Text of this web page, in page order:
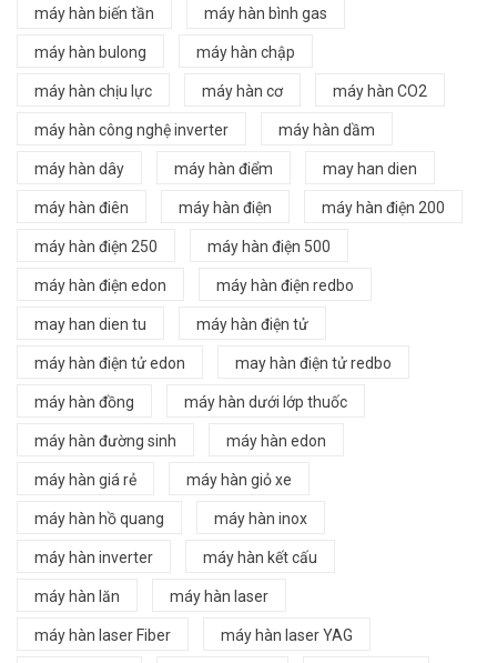
máy hàn biến tần máy hàn bình gas
máy hàn bulong máy hàn chập
máy hàn chịu lực máy hàn cơ máy hàn CO2
máy hàn công nghệ inverter máy hàn dầm
máy hàn dây máy hàn điểm may han dien
máy hàn điên máy hàn điện máy hàn điện 200
máy hàn điện 250 máy hàn điện 500
máy hàn điện edon máy hàn điện redbo
may han dien tu máy hàn điện tử
máy hàn điện tử edon may hàn điện tử redbo
máy hàn đồng máy hàn dưới lớp thuốc
máy hàn đường sinh máy hàn edon
máy hàn giá rẻ máy hàn giỏ xe
máy hàn hồ quang máy hàn inox
máy hàn inverter máy hàn kết cấu
máy hàn lăn máy hàn laser
máy hàn laser Fiber máy hàn laser YAG